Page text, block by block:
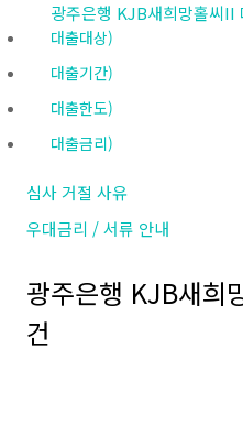
광주은행 KJB새희망홀씨II
대출대상)
대출기간)
대출한도)
대출금리)
심사 거절 사유
우대금리 / 서류 안내
광주은행 KJB새희
건